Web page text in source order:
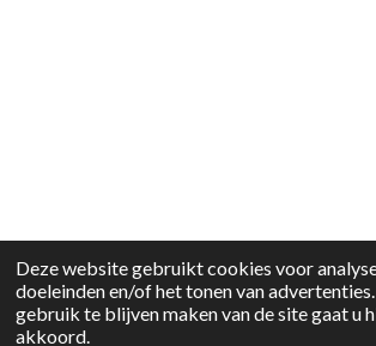
Deze website gebruikt cookies voor
doeleinden en/of het tonen van
gebruik te blijven maken van de site gaat u
akkoord.